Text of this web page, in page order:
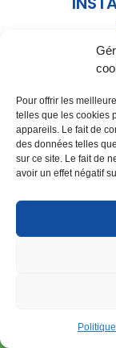
Pour offrir les
telles que les cookies
appareils. Le fait de
des données telles
sur ce site. Le fait de
avoir un effet négatif
Vente de